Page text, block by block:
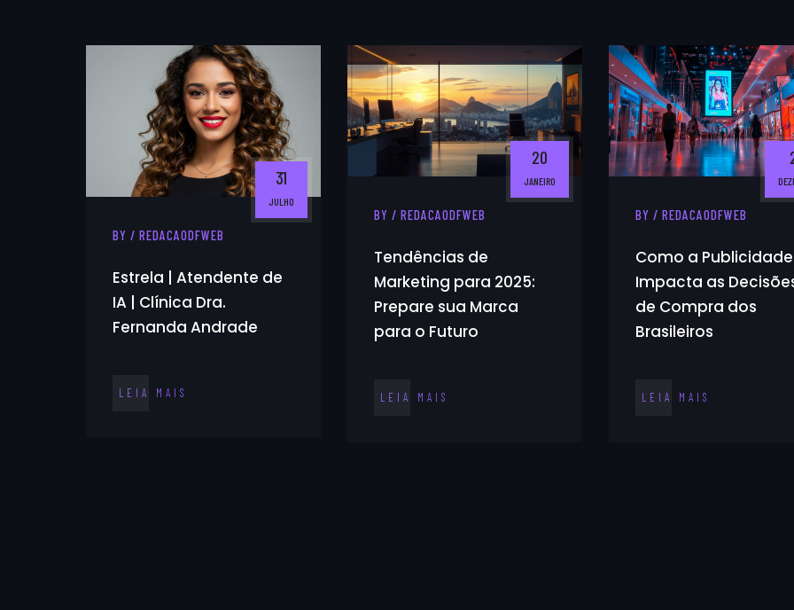
31
JULHO
BY / REDACAODFWEB
Estrela | Atendente de
IA | Clínica Dra.
Fernanda Andrade
LEIA MAIS
20
JANEIRO
BY / REDACAODFWEB
Tendências de
Marketing para 2025:
Prepare sua Marca
para o Futuro
LEIA MAIS
BY / REDACAODFWEB
Como a Publicidade
Impacta as
de Compra dos
Brasileiros
LEIA MAIS